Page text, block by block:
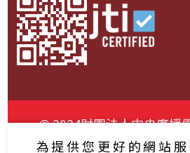
© 2024財團法人中央廣播
資通安全政策聲明
服務條
為提供您更好的網站